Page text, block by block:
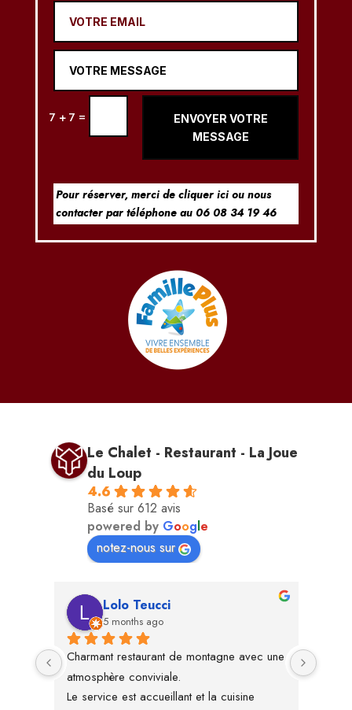
7 + 7 =
ENVOYER VOTRE
MESSAGE
Pour réserver, merci de cliquer iciou nous
contacter par téléphone au 06 08 34 19 46
Le Chalet - Restaurant - La Joue
du Loup
4.6
Basé sur 612 avis
powered by Google
notez-nous sur
Lolo Teucci
5 months ago
Charmant restaurant de montagne avec une
atmosphère conviviale.
Le service est accueillant et la cuisine